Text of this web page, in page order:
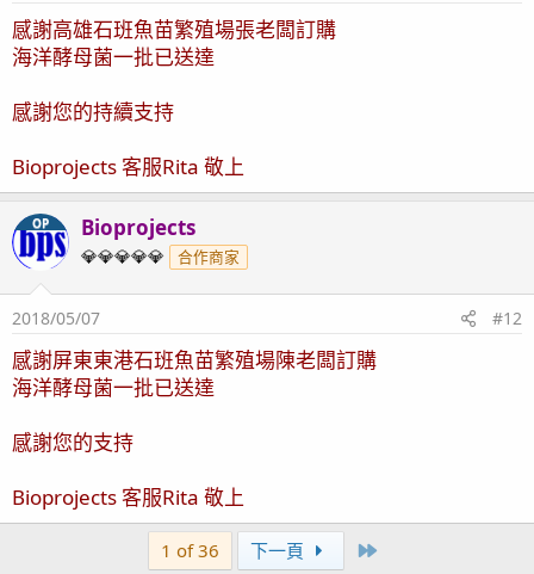
感謝高雄石班魚苗繁殖場張老闆訂購
海洋酵母菌一批已送達
感謝您的持續支持
Bioprojects 客服Rita 敬上
OP Bioprojects
💎💎💎💎💎 合作商家
2018/05/07 #12
感謝屏東東港石班魚苗繁殖場陳老闆訂購
海洋酵母菌一批已送達
感謝您的支持
Bioprojects 客服Rita 敬上
1 of 36 下一頁